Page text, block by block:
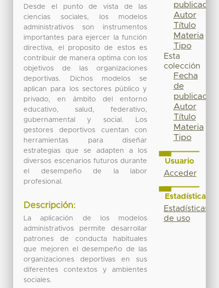
Desde el punto de vista de las
ciencias sociales, los modelos
administrativos son instrumentos
importantes para ejercer la función
directiva, el proposito de estos es
contribuir de manera optima con los
objetivos de las organizaciones
deportivas. Dichos modelos se
aplican para los sectores público y
privado, en ámbito del entorno
educativo, salud, federativo,
gubernamental y social. Los
gestores deportivos cuentan con
herramientas para diseñar
estrategias que se adapten a los
diversos escenarios futuros durante
el desempeño de la labor
profesional.
Descripción:
La aplicación de los modelos
administrativos permite desarrollar
patrones de conducta habituales
que mejoren el desempeño de las
organizaciones deportivas en sus
diferentes contextos y ambientes
sociales.
publicación
Autor
Título
Materia
Tipo
Esta
colección
Fecha
de
publicación
Autor
Título
Materia
Tipo
Usuario
Acceder
Estadísticas
Estadísticas
de uso